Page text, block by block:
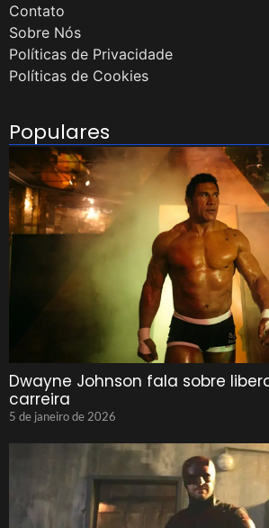
Contato
Sobre Nós
Políticas de Privacidade
Políticas de Cookies
Populares
Dwayne Johnson fala sobre
carreira
5 de janeiro de 2026